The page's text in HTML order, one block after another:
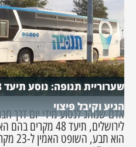
הגיע וקיבל פיצוי
אדם שנוהג לנסוע מידי יום דרך
לירושלים, תיעד 48
הוא